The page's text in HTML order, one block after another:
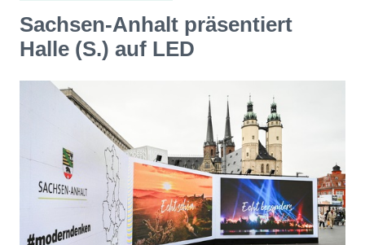
Sachsen-Anhalt präsentiert
Halle (S.) auf LED